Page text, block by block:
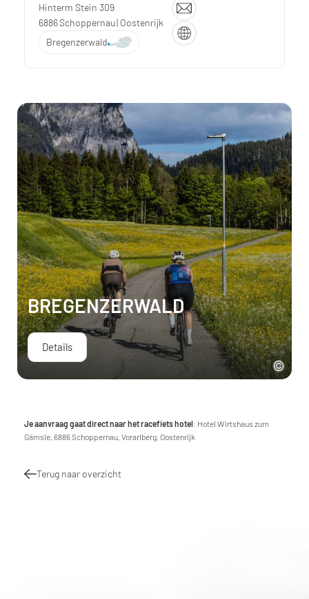
Hinterm Stein 309
6886Schoppernau| Oostenrijk
Bregenzerwald
BREGENZERWALD
Details
Je aanvraag gaat direct naar het racefiets hotel: Hotel Wirtshaus zum
Gämsle, 6886 Schoppernau, Vorarlberg, Oostenrijk
Terug naar overzicht